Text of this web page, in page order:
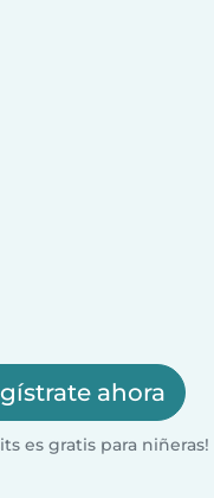
ahora
es gratis para niñeras!